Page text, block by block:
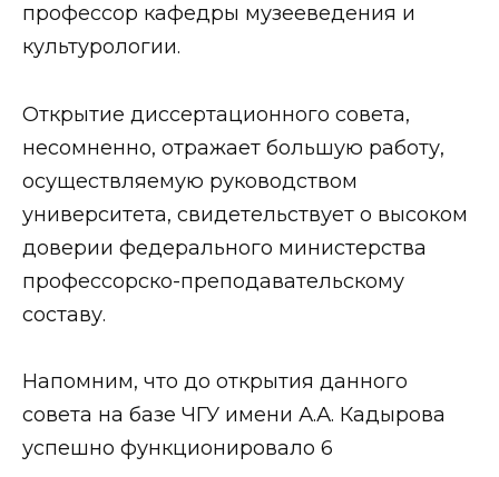
профессор кафедры музееведения и
культурологии.
Открытие диссертационного совета,
несомненно, отражает большую работу,
осуществляемую руководством
университета, свидетельствует о высоком
доверии федерального министерства
профессорско-преподавательскому
составу.
Напомним, что до открытия данного
совета на базе ЧГУ имени А.А. Кадырова
успешно функционировало 6